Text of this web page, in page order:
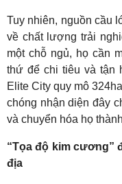
Tuy nhiên, nguồn cầu
về chất lượng trải
một chỗ ngủ, họ cần
thứ để chi tiêu và tận
Elite City quy mô
chóng nhận diện đây
và chuyển hóa họ
“Tọa độ kim cương”
địa